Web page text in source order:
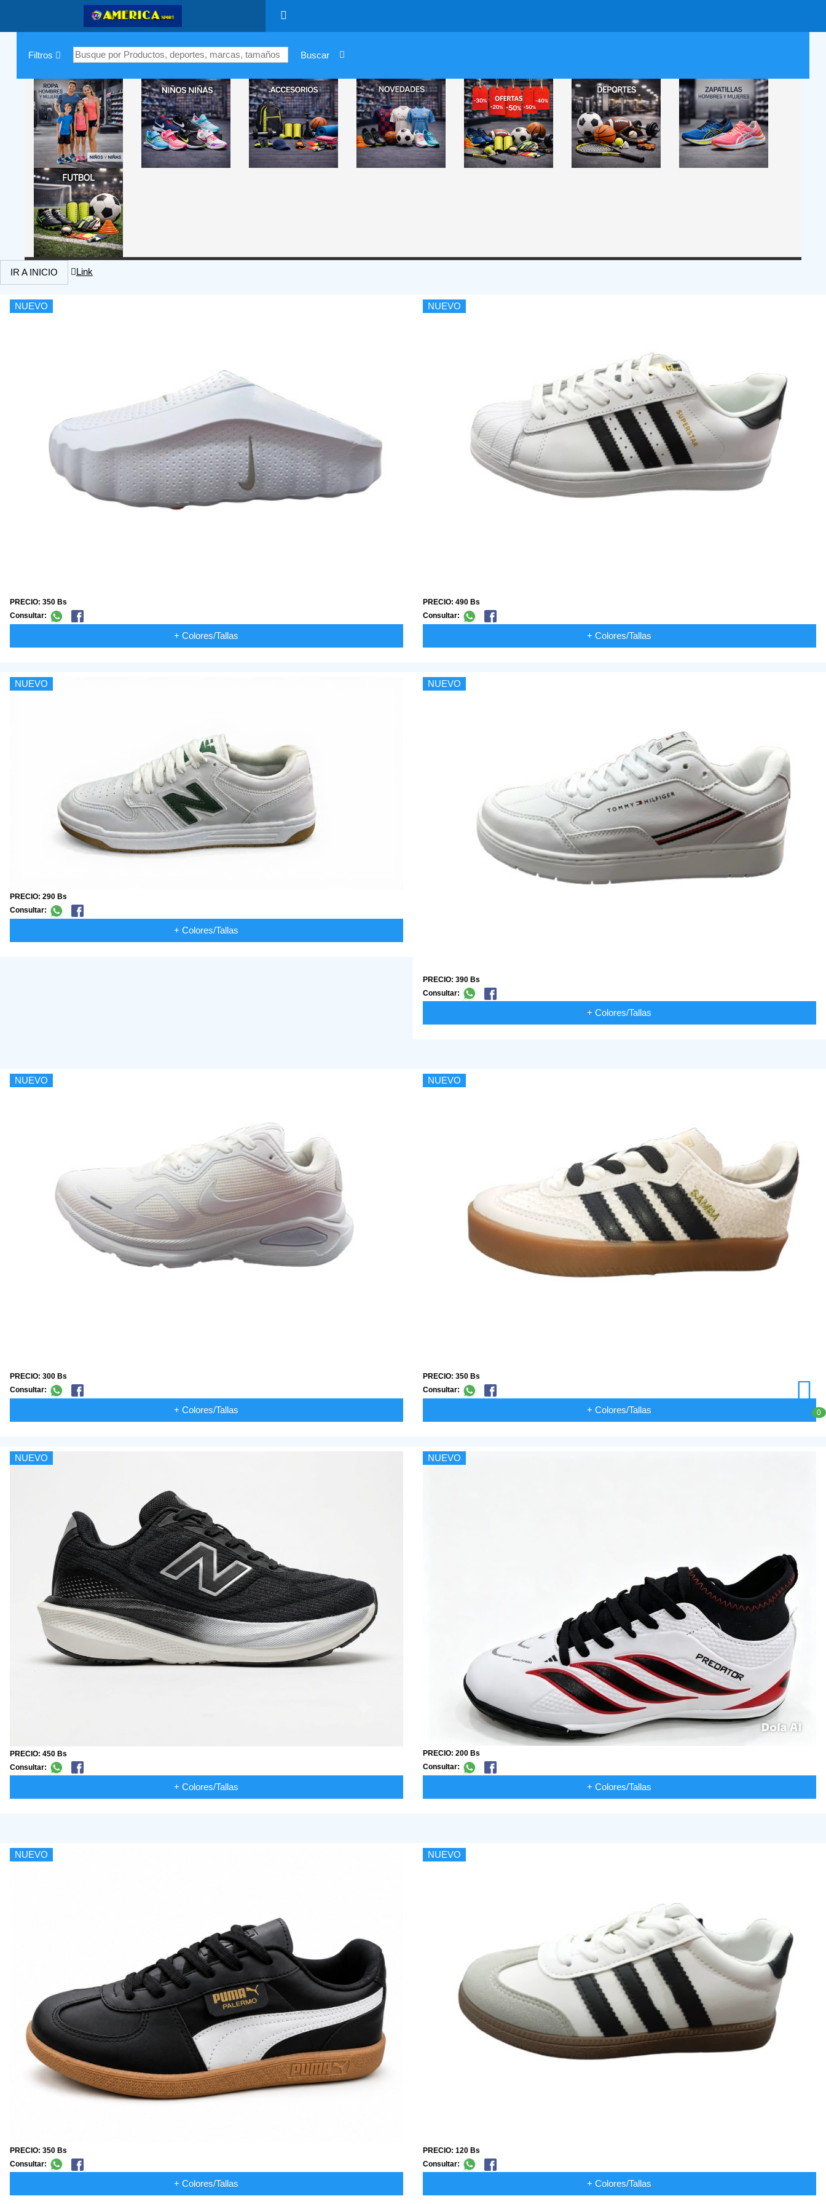
Filtros
IR A INICIO Link
NUEVO
PRECIO: 350 Bs
Consultar:
+ Colores/Tallas
NUEVO
PRECIO: 490 Bs
Consultar:
+ Colores/Tallas
NUEVO
PRECIO: 290 Bs
Consultar:
+ Colores/Tallas
NUEVO
PRECIO: 390 Bs
Consultar:
+ Colores/Tallas
NUEVO
PRECIO: 300 Bs
Consultar:
+ Colores/Tallas
NUEVO
PRECIO: 350 Bs
Consultar:
+ Colores/Tallas
NUEVO
PRECIO: 450 Bs
Consultar:
+ Colores/Tallas
NUEVO
PRECIO: 200 Bs
Consultar:
+ Colores/Tallas
NUEVO
PRECIO: 350 Bs
Consultar:
+ Colores/Tallas
NUEVO
PRECIO: 120 Bs
Consultar:
+ Colores/Tallas
0